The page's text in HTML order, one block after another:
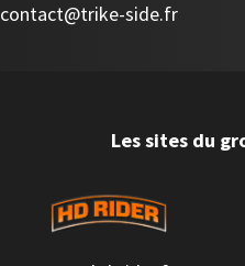
contact@trike-side.fr
Les sites du